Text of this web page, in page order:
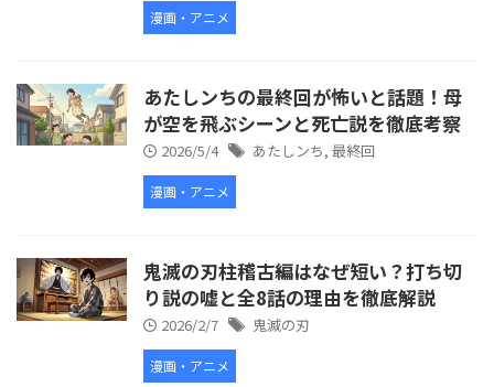
漫画・アニメ
あたしンちの最終回が怖いと話題！母
が空を飛ぶシーンと死亡説を徹底考察
2026/5/4 あたしンち, 最終回
漫画・アニメ
鬼滅の刃柱稽古編はなぜ短い？打ち切
り説の嘘と全8話の理由を徹底解説
2026/2/7 鬼滅の刃
漫画・アニメ